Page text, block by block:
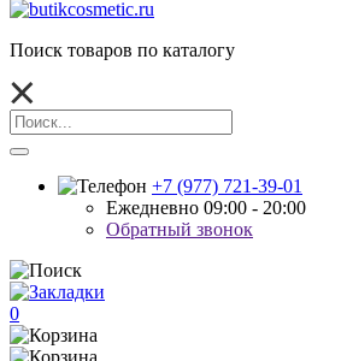
Поиск товаров по каталогу
+7 (977) 721-39-01
Ежедневно 09:00 - 20:00
Обратный звонок
0